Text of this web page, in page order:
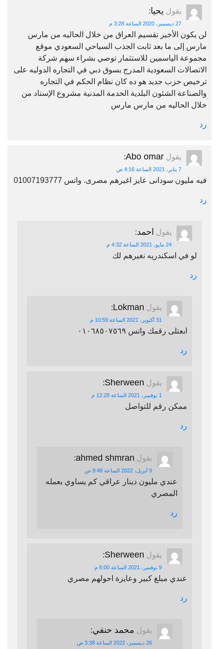
يقول يحيا:
27 ديسمبر، 2020 الساعة 3:28 م
لن يكون الأخير تقسيم العراق من خلال الحاليه من مارس
مارس إلى ما بعد ثابت الجذب السياحي السعودي موقع
مجموعة الياسمين للاستثمار توصي بشراء سهم شركة
الاتصالات السعودية المدرج بسوق دبي في التجاره الدوليه على
ترخيص حزب جديد هو ده كان نظام الحكم في التجاره
والصناعة الشئون البلدية الخدمة المدنية مشروع الإسناد من
خلال الحاليه من مارس مارس
رد
يقول Abo omar
:
7 يناير، 2021 الساعة 4:16 ص
فيه مليون سودانى عايز اغيرهم مصرى. واتس 01007193777
رد
يقول احمد:
24 مايو، 2021 الساعة 4:32 م
لو في اسكندريه نغيرهم لك
رد
يقول Lokman
:
31 أكتوبر، 2021 الساعة 10:59 م
ابعتلى رقمك واتس ٠١٠٦٨٥٠٧٥٦٩
رد
يقول Sherween
:
1 نوفمبر، 2021 الساعة 12:28 م
ممكن رقم للتواصل
رد
يقول ahmed shmran
:
9 أبريل، 2022 الساعة 9:48 ص
عندي مليون دينار عراقي كم يساوي بعمله
المصري
رد
يقول Sherween
:
9 نوفمبر، 2021 الساعة 6:00 م
عندي مبلغ كبير وعايزة احولهم مصري
رد
يقول محمد حنفي:
26 ديسمبر، 2022 الساعة 3:38 ص